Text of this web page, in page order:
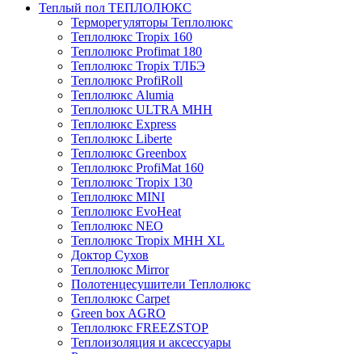
Теплый пол ТЕПЛОЛЮКС
Терморегуляторы Теплолюкс
Теплолюкс Tropix 160
Теплолюкс Profimat 180
Теплолюкс Tropix ТЛБЭ
Теплолюкс ProfiRoll
Теплолюкс Alumia
Теплолюкс ULTRA МНН
Теплолюкс Express
Теплолюкс Liberte
Теплолюкс Greenbox
Теплолюкс ProfiMat 160
Теплолюкс Tropix 130
Теплолюкс MINI
Теплолюкс EvoHeat
Теплолюкс NEO
Теплолюкс Tropix МНН XL
Доктор Сухов
Теплолюкс Mirror
Полотенцесушители Теплолюкс
Теплолюкс Carpet
Green box AGRO
Теплолюкс FREEZSTOP
Теплоизоляция и аксессуары